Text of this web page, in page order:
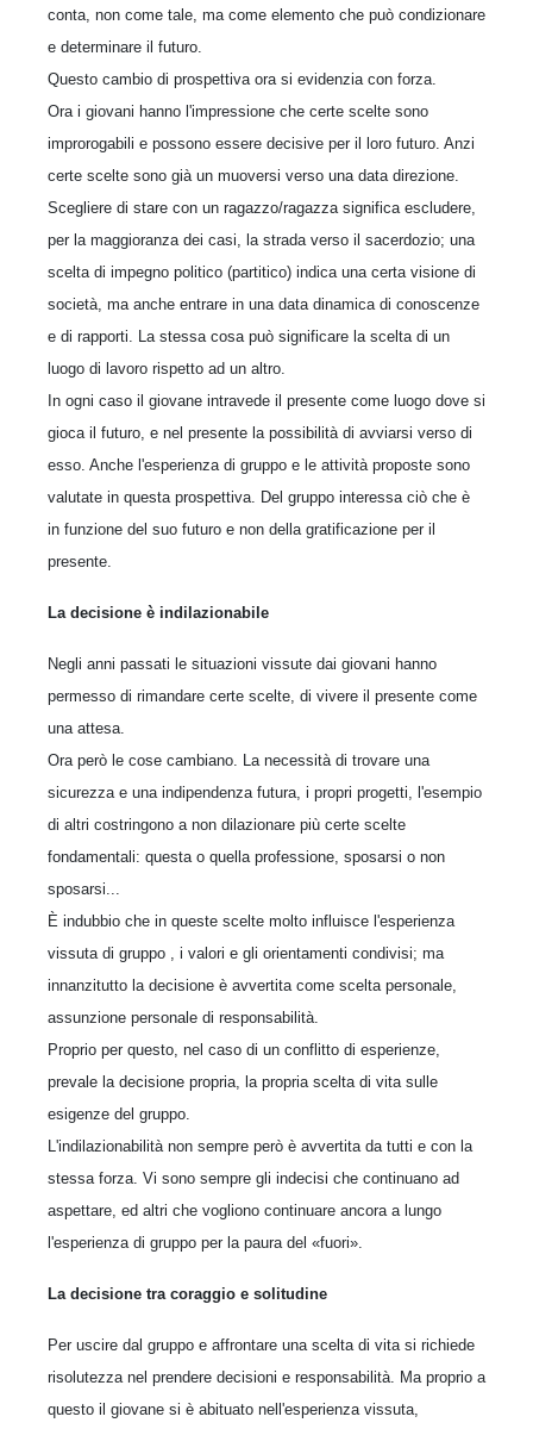
conta, non come tale, ma come elemento che può condizionare
e determinare il futuro.
Questo cambio di prospettiva ora si evidenzia con forza.
Ora i giovani hanno l'impressione che certe scelte sono
improrogabili e possono essere decisive per il loro futuro. Anzi
certe scelte sono già un muoversi verso una data direzione.
Scegliere di stare con un ragazzo/ragazza significa escludere,
per la maggioranza dei casi, la strada verso il sacerdozio; una
scelta di impegno politico (partitico) indica una certa visione di
società, ma anche entrare in una data dinamica di conoscenze
e di rapporti. La stessa cosa può significare la scelta di un
luogo di lavoro rispetto ad un altro.
In ogni caso il giovane intravede il presente come luogo dove si
gioca il futuro, e nel presente la possibilità di avviarsi verso di
esso. Anche l'esperienza di gruppo e le attività proposte sono
valutate in questa prospettiva. Del gruppo interessa ciò che è
in funzione del suo futuro e non della gratificazione per il
presente.
La decisione è indilazionabile
Negli anni passati le situazioni vissute dai giovani hanno
permesso di rimandare certe scelte, di vivere il presente come
una attesa.
Ora però le cose cambiano. La necessità di trovare una
sicurezza e una indipendenza futura, i propri progetti, l'esempio
di altri costringono a non dilazionare più certe scelte
fondamentali: questa o quella professione, sposarsi o non
sposarsi...
È indubbio che in queste scelte molto influisce l'esperienza
vissuta di gruppo , i valori e gli orientamenti condivisi; ma
innanzitutto la decisione è avvertita come scelta personale,
assunzione personale di responsabilità.
Proprio per questo, nel caso di un conflitto di esperienze,
prevale la decisione propria, la propria scelta di vita sulle
esigenze del gruppo.
L'indilazionabilità non sempre però è avvertita da tutti e con la
stessa forza. Vi sono sempre gli indecisi che continuano ad
aspettare, ed altri che vogliono continuare ancora a lungo
l'esperienza di gruppo per la paura del «fuori».
La decisione tra coraggio e solitudine
Per uscire dal gruppo e affrontare una scelta di vita si richiede
risolutezza nel prendere decisioni e responsabilità. Ma proprio a
questo il giovane si è abituato nell'esperienza vissuta,